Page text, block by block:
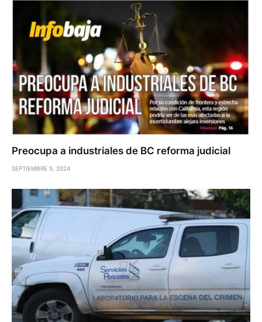
Preocupa a industriales de BC reforma judicial
SEPTIEMBRE 5, 2024